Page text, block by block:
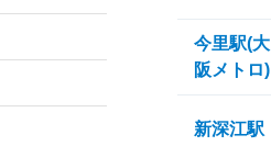
今里駅(大
阪メトロ)
新深江駅